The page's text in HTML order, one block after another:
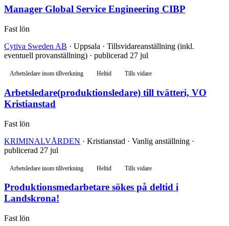
Manager Global Service Engineering CIBP
Fast lön
Cytiva Sweden AB · Uppsala · Tillsvidareanställning (inkl.
eventuell provanställning) · publicerad 27 jul
Arbetsledare inom tillverkning Heltid Tills vidare
Arbetsledare(produktionsledare) till tvätteri, VO
Kristianstad
Fast lön
KRIMINALVÅRDEN · Kristianstad · Vanlig anställning ·
publicerad 27 jul
Arbetsledare inom tillverkning Heltid Tills vidare
Produktionsmedarbetare sökes på deltid i
Landskrona!
Fast lön